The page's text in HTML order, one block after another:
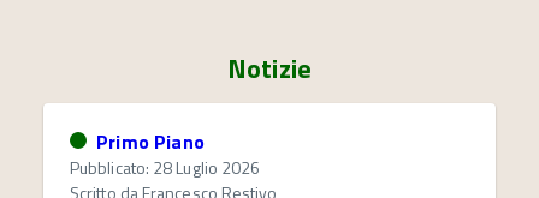
Notizie
Primo Piano
Pubblicato: 28 Luglio 2026
Scritto daFrancesco Restivo